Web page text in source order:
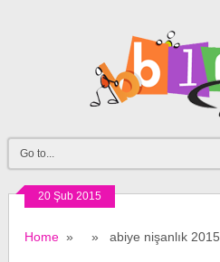
20 Şub 2015
Home » » abiye nişanlık 2015